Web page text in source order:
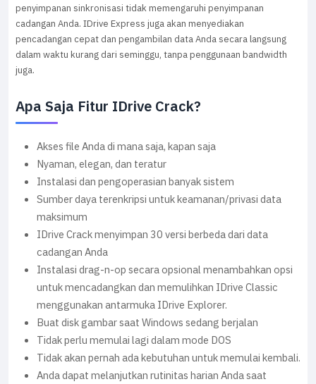
penyimpanan sinkronisasi tidak memengaruhi penyimpanan
cadangan Anda. IDrive Express juga akan menyediakan
pencadangan cepat dan pengambilan data Anda secara langsung
dalam waktu kurang dari seminggu, tanpa penggunaan bandwidth
juga.
Apa Saja Fitur IDrive Crack?
Akses file Anda di mana saja, kapan saja
Nyaman, elegan, dan teratur
Instalasi dan pengoperasian banyak sistem
Sumber daya terenkripsi untuk keamanan/privasi data
maksimum
IDrive Crack menyimpan 30 versi berbeda dari data
cadangan Anda
Instalasi drag-n-op secara opsional menambahkan opsi
untuk mencadangkan dan memulihkan IDrive Classic
menggunakan antarmuka IDrive Explorer.
Buat disk gambar saat Windows sedang berjalan
Tidak perlu memulai lagi dalam mode DOS
Tidak akan pernah ada kebutuhan untuk memulai kembali.
Anda dapat melanjutkan rutinitas harian Anda saat